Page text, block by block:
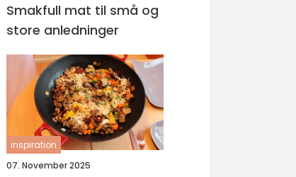
Smakfull mat til små og
store anledninger
inspiration
07. November 2025